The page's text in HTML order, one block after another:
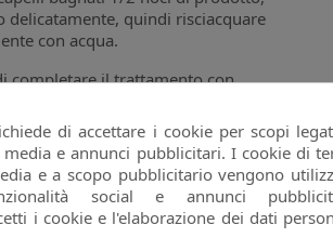
delicatamente, quindi risciacquare
con acqua.
completare il trattamento con
e in seguito dei Cristalli Liquidi
di Semi Di Lino Pop Italy.
di accettare i cookie per scopi
media e annunci pubblicitari. I cookie di
e a scopo pubblicitario vengono
social e annunci
i cookie e l'elaborazione dei dati